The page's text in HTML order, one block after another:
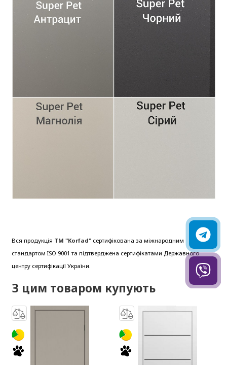
Вся продукція ТМ "Korfad"сертифікована за міжнародним
стандартом ISO 9001 та підтверджена сертифікатами Державного
центру сертифікації України.
З цим товаром купують